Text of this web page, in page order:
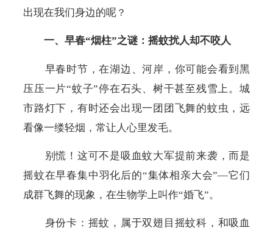
出现在我们身边的呢 ？
一、早春“烟柱”之谜：摇蚊扰人却不咬人
早春时节，在湖边、河岸，你可能会看到黑
压压一片“蚊子”停在石头、树干甚至残雪上。城
市路灯下，有时还会出现一团团飞舞的蚊虫，远
看像一缕轻烟，常让人心里发毛。
别慌！这可不是吸血蚊大军提前来袭，而是
摇蚊在早春集中羽化后的“集体相亲大会”—它们
成群飞舞的现象，在生物学上叫作“婚飞”。
身份卡：摇蚊，属于双翅目摇蚊科，和吸血